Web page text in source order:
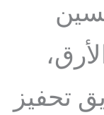
تحفيز